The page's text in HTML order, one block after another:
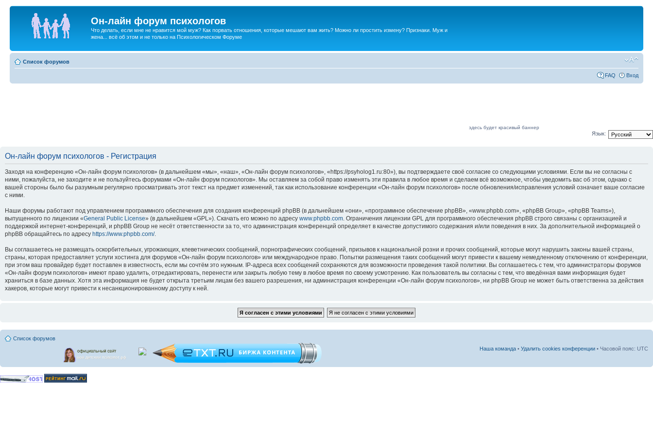
Он-лайн форум психологов
Что делать, если мне не нравится мой муж? Как порвать отношения, которые мешают вам жить? Можно ли простить измену? Признаки. Муж и
жена... всё об этом и не только на Психологическом Форуме
Список форумов
FAQ Вход
здесь будет красивый баннер
Язык:
Он-лайн форум психологов - Регистрация
Заходя на конференцию «Он-лайн форум психологов» (в дальнейшем «мы», «наш», «Он-лайн форум психологов», «https://psyholog1.ru:80»), вы подтверждаете своё согласие со следующими условиями. Если вы не согласны с
ними, пожалуйста, не заходите и не пользуйтесь форумами «Он-лайн форум психологов». Мы оставляем за собой право изменять эти правила в любое время и сделаем всё возможное, чтобы уведомить вас об этом, однако с
вашей стороны было бы разумным регулярно просматривать этот текст на предмет изменений, так как использование конференции «Он-лайн форум психологов» после обновления/исправления условий означает ваше согласие
с ними.
Наши форумы работают под управлением программного обеспечения для создания конференций phpBB (в дальнейшем «они», «программное обеспечение phpBB», «www.phpbb.com», «phpBB Group», «phpBB Teams»),
выпущенного по лицензии «General Public License» (в дальнейшем «GPL»). Скачать его можно по адресу www.phpbb.com. Ограничения лицензии GPL для программного обеспечения phpBB строго связаны с организацией и
поддержкой интернет-конференций, и phpBB Group не несёт ответственности за то, что администрация конференций определяет в качестве допустимого содержания и/или поведения в них. За дополнительной информацией о
phpBB обращайтесь по адресу https://www.phpbb.com/.
Вы соглашаетесь не размещать оскорбительных, угрожающих, клеветнических сообщений, порнографических сообщений, призывов к национальной розни и прочих сообщений, которые могут нарушить законы вашей страны,
страны, которая предоставляет услуги хостинга для форумов «Он-лайн форум психологов» или международное право. Попытки размещения таких сообщений могут привести к вашему немедленному отключению от конференции,
при этом ваш провайдер будет поставлен в известность, если мы сочтём это нужным. IP-адреса всех сообщений сохраняются для возможности проведения такой политики. Вы соглашаетесь с тем, что администраторы форумов
«Он-лайн форум психологов» имеют право удалить, отредактировать, перенести или закрыть любую тему в любое время по своему усмотрению. Как пользователь вы согласны с тем, что введённая вами информация будет
храниться в базе данных. Хотя эта информация не будет открыта третьим лицам без вашего разрешения, ни администрация конференции «Он-лайн форум психологов», ни phpBB Group не может быть ответственна за действия
хакеров, которые могут привести к несанкционированному доступу к ней.
Список форумов
Наша команда • Удалить cookies конференции • Часовой пояс: UTC